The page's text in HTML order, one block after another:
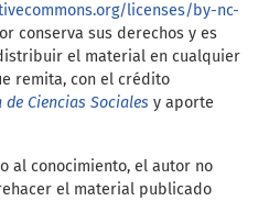
licenses/by-nc-
conserva sus derechos y es
el material en cualquier
remita, con el crédito
de Ciencias Sociales y aporte
al conocimiento, el autor no
el material publicado